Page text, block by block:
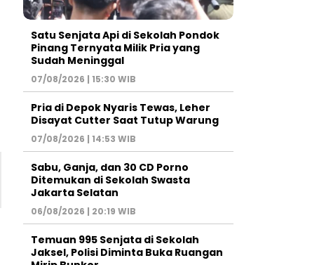
Satu Senjata Api di Sekolah Pondok
Pinang Ternyata Milik Pria yang
Sudah Meninggal
07/08/2026 | 15:30 WIB
Pria di Depok Nyaris Tewas, Leher
Disayat Cutter Saat Tutup Warung
07/08/2026 | 14:53 WIB
Sabu, Ganja, dan 30 CD Porno
Ditemukan di Sekolah Swasta
Jakarta Selatan
06/08/2026 | 20:19 WIB
Temuan 995 Senjata di Sekolah
Jaksel, Polisi Diminta Buka Ruangan